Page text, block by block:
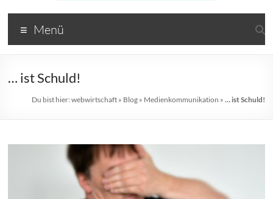
Webwirtschaft
|
unternehmen
Menü
… ist Schuld!
Du bist hier: webwirtschaft» Blog» Medienkommunikation » … ist Schuld!